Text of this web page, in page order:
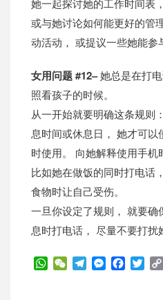
她一起探讨她的工作时间表
或与她讨论如何能更好的管
动活动， 或提议一些她能参
女用问题 #12–她总是在打
照看孩子的时候。
从一开始就要明确这条规则
息时间或休息日， 她才可
时使用。 向她解释使用手机
比如她在做饭的同时打电话
食物时让自己受伤。
一旦你设定了规则， 就要
息时打电话， 尽量不要打扰
WhatsApp
WeChatTelegramMessenger